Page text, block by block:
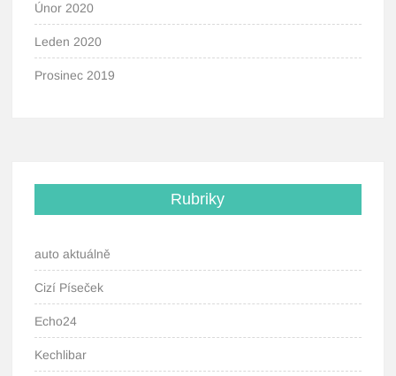
Únor 2020
Leden 2020
Prosinec 2019
Rubriky
auto aktuálně
Cizí Píseček
Echo24
Kechlibar